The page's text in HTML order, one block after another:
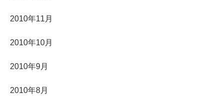
2010年11月
2010年10月
2010年9月
2010年8月